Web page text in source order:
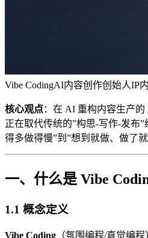
Vibe CodingAI内容创作创始人IP
核心观点：在 AI 重构内容生产的
正在取代传统的”构思-写作-发布
得多做得慢”到”想到就做、做了就
一、什么是 Vibe
1.1 概念定义
Vibe Coding （氛围编程/直觉编